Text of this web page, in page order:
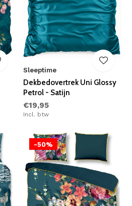
Sleeptime
Dekbedovertrek Uni Glossy
Petrol - Satijn
€19,95
Incl. btw
-50%